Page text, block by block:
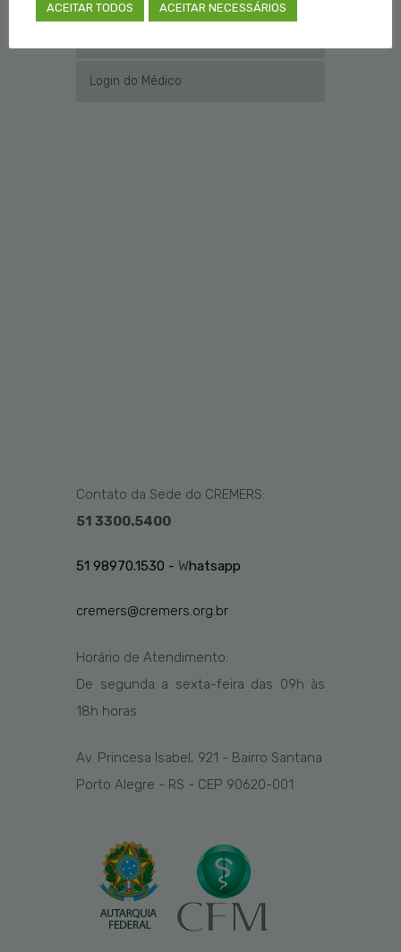
Login do Médico
Contato da Sede do CREMERS:
51 3300.5400
51 98970.1530 - Whatsapp
cremers@cremers.org.br
Horário de Atendimento:
De segunda a sexta-feira das 09h às
18h horas
Av. Princesa Isabel, 921 - Bairro Santana
Porto Alegre - RS - CEP 90620-001
ACEITAR TODOS ACEITAR NECESSÁRIOS